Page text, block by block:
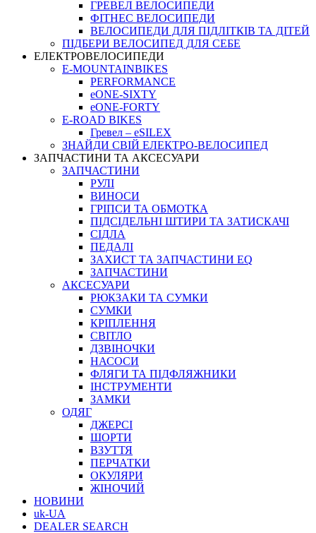
ГРЕВЕЛ ВЕЛОСИПЕДИ
ФІТНЕС ВЕЛОСИПЕДИ
ВЕЛОСИПЕДИ ДЛЯ ПІДЛІТКІВ ТА ДІТЕЙ
ПIДБЕРИ ВЕЛОСИПЕД ДЛЯ СЕБЕ
ЕЛЕКТРОВЕЛОСИПЕДИ
E-MOUNTAINBIKES
PERFORMANCE
eONE-SIXTY
eONE-FORTY
E-ROAD BIKES
Гревел – eSILEX
ЗНАЙДИ СВІЙ ЕЛЕКТРО-ВЕЛОСИПЕД
ЗАПЧАСТИНИ ТА АКСЕСУАРИ
ЗАПЧАСТИНИ
РУЛІ
ВИНОСИ
ГРІПСИ ТА ОБМОТКА
ПІДСІДЕЛЬНІ ШТИРИ ТА ЗАТИСКАЧІ
СІДЛА
ПЕДАЛІ
ЗАХИСТ ТА ЗАПЧАСТИНИ EQ
ЗАПЧАСТИНИ
АКСЕСУАРИ
РЮКЗАКИ ТА СУМКИ
СУМКИ
КРІПЛЕННЯ
СВІТЛО
ДЗВІНОЧКИ
НАСОСИ
ФЛЯГИ ТА ПІДФЛЯЖНИКИ
ІНСТРУМЕНТИ
ЗАМКИ
ОДЯГ
ДЖЕРСІ
ШОРТИ
ВЗУТТЯ
ПЕРЧАТКИ
ОКУЛЯРИ
ЖІНОЧИЙ
НОВИНИ
uk-UA
DEALER SEARCH